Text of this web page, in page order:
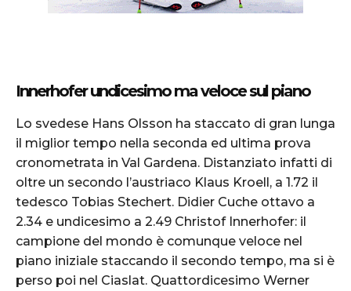
Innerhofer undicesimo ma veloce sul piano
Lo svedese Hans Olsson ha staccato di gran lunga
il miglior tempo nella seconda ed ultima prova
cronometrata in Val Gardena. Distanziato infatti di
oltre un secondo l’austriaco Klaus Kroell, a 1.72 il
tedesco Tobias Stechert. Didier Cuche ottavo a
2.34 e undicesimo a 2.49 Christof Innerhofer: il
campione del mondo è comunque veloce nel
piano iniziale staccando il secondo tempo, ma si è
perso poi nel Ciaslat. Quattordicesimo Werner